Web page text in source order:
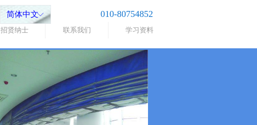
招贤纳士 联系我们 学习资料
010-80754852
ꀅ
简体中文